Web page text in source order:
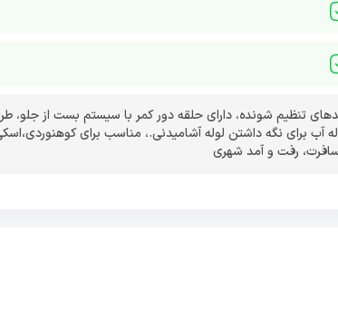
تنظیم شونده،دارای حلقه دور کمر با سیستم بست از جلو،
آب برای نگه داشتن لوله آشامیدنی.، مناسب برای
رفت و آمد شهری